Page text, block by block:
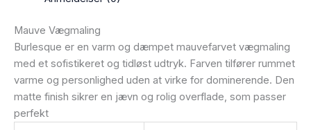
Mauve Vægmaling
Burlesque er en varm og dæmpet mauvefarvet vægmaling
med et sofistikeret og tidløst udtryk. Farven tilfører rummet
varme og personlighed uden at virke for dominerende. Den
matte finish sikrer en jævn og rolig overflade, som passer
perfekt